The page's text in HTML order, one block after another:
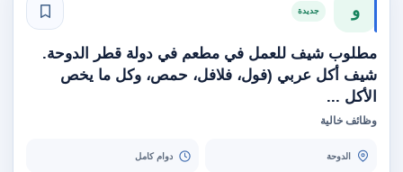
و جديدة
مطلوب شيف للعمل في مطعم في دولة قطر الدوحة.
شيف أكل عربي (فول، فلافل، حمص، وكل ما يخص
الأكل ...
وظائف خالية
الدوحة دوام كامل